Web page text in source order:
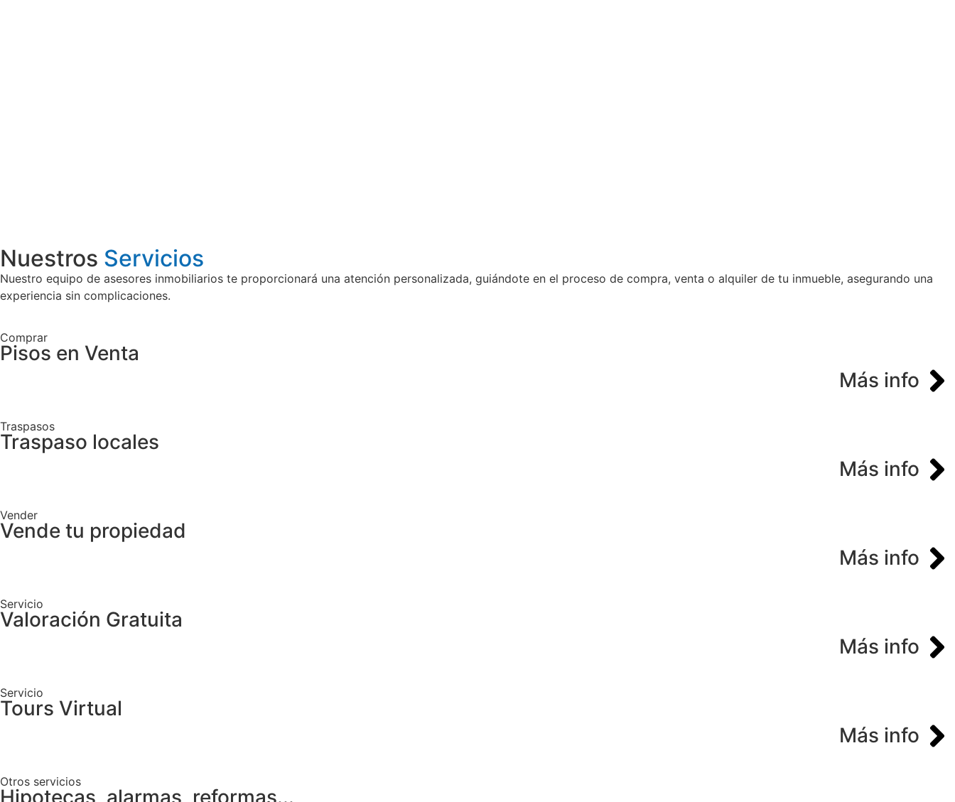
Nuestros Servicios
Nuestro equipo de asesores inmobiliarios te proporcionará una atención personalizada, guiándote en el proceso de compra, venta o alquiler de tu inmueble, asegurando una
experiencia sin complicaciones.
Comprar
Pisos en Venta
Más info
Traspasos
Traspaso locales
Más info
Vender
Vende tu propiedad
Más info
Servicio
Valoración Gratuita
Más info
Servicio
Tours Virtual
Más info
Otros servicios
Hipotecas, alarmas, reformas...